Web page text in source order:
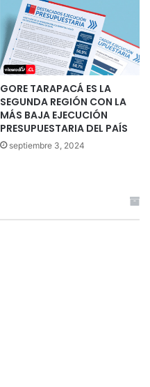
GORE TARAPACÁ ES LA
SEGUNDA REGIÓN CON LA
MÁS BAJA EJECUCIÓN
PRESUPUESTARIA DEL PAÍS
septiembre 3, 2024